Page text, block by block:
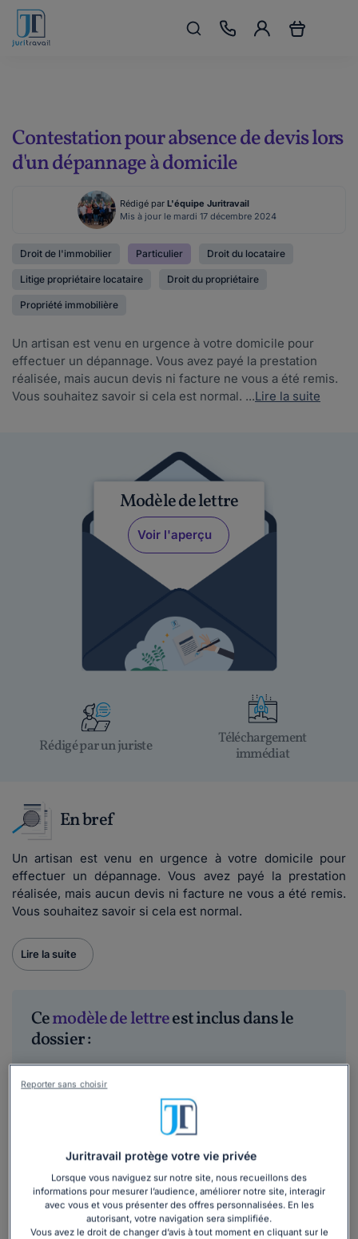
Modèle de lettre
Voir l'aperçu
Contestation pour absence de devis lors
d'un dépannage à domicile
Rédigé par L'équipe Juritravail
Mis à jour le mardi 17 décembre 2024
Droit de l'immobilier Particulier Droit du locataire
Litige propriétaire locataire Droit du propriétaire
Propriété immobilière
Un artisan est venu en urgence à votre domicile pour
effectuer un dépannage. Vous avez payé la prestation
réalisée, mais aucun devis ni facture ne vous a été remis.
Vous souhaitez savoir si cela est normal. ...Lire la suite
Rédigé par un juriste
Téléchargement
immédiat
En bref
Un artisan est venu en urgence à votre domicile pour
effectuer un dépannage. Vous avez payé la prestation
réalisée, mais aucun devis ni facture ne vous a été remis.
Vous souhaitez savoir si cela est normal.
Lire la suite
Cemodèle de lettreest inclus dans le
dossier :
Je suis en litige avec un artisan : que faire ?
4/5
Lire les avis
Découvrirle dossier
Juritravail protège votre vie privée
Lorsque vous naviguez sur notre site, nous recueillons des
informations pour mesurer l’audience, améliorer notre site, interagir
avec vous et vous présenter des offres personnalisées. En les
autorisant, votre navigation sera simplifiée.
Vous avez le droit de changer d’avis à tout moment en cliquant sur le
Reporter sans choisir